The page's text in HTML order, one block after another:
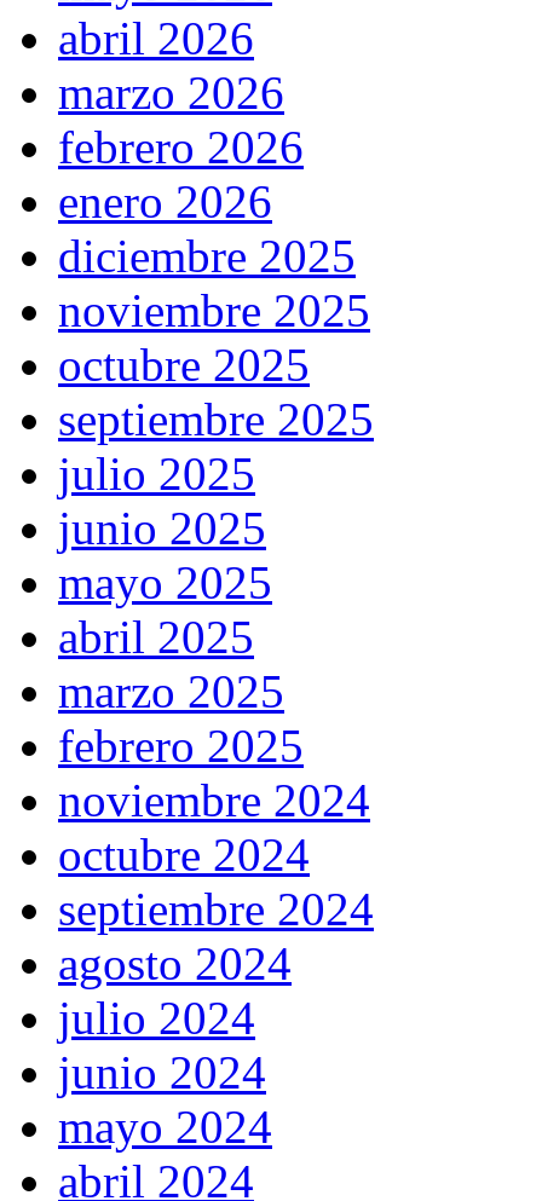
abril 2026
marzo 2026
febrero 2026
enero 2026
diciembre 2025
noviembre 2025
octubre 2025
septiembre 2025
julio 2025
junio 2025
mayo 2025
abril 2025
marzo 2025
febrero 2025
noviembre 2024
octubre 2024
septiembre 2024
agosto 2024
julio 2024
junio 2024
mayo 2024
abril 2024